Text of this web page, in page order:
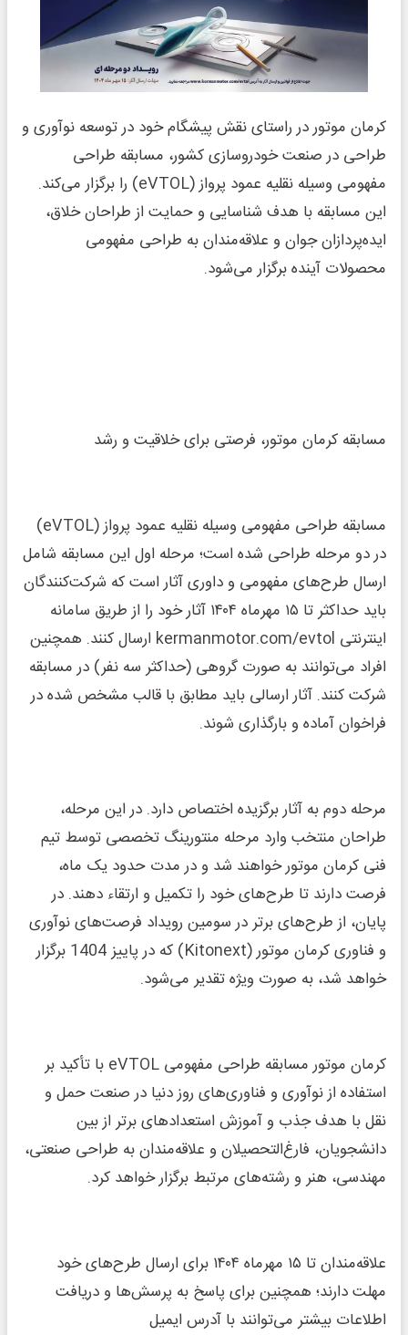
کرمان موتور در راستای نقش پیشگام خود در توسعه نوآوری و
طراحی در صنعت خودروسازی کشور، مسابقه طراحی
مفهومی وسیله نقلیه عمود پرواز (eVTOL) را برگزار می‌کند.
این مسابقه با هدف شناسایی و حمایت از طراحان خلاق،
ایده‌پردازان جوان و علاقه‌مندان به طراحی مفهومی
محصولات آینده برگزار می‌شود.
مسابقه کرمان موتور، فرصتی برای خلاقیت و رشد
مسابقه طراحی مفهومی وسیله نقلیه عمود پرواز (eVTOL)
در دو مرحله طراحی شده است؛ مرحله اول این مسابقه شامل
ارسال طرح‌های مفهومی و داوری آثار است که شرکت‌کنندگان
باید حداکثر تا ۱۵ مهرماه ۱۴۰۴ آثار خود را از طریق سامانه
اینترنتی kermanmotor.com/evtol ارسال کنند. همچنین
افراد می‌توانند به صورت گروهی (حداکثر سه نفر) در مسابقه
شرکت کنند. آثار ارسالی باید مطابق با قالب مشخص شده در
فراخوان آماده و بارگذاری شوند.
مرحله دوم به آثار برگزیده اختصاص دارد. در این مرحله،
طراحان منتخب وارد مرحله منتورینگ تخصصی توسط تیم
فنی کرمان موتور خواهند شد و در مدت حدود یک ماه،
فرصت دارند تا طرح‌های خود را تکمیل و ارتقاء دهند. در
پایان، از طرح‌های برتر در سومین رویداد فرصت‌های نوآوری
و فناوری کرمان موتور (Kitonext) که در پاییز 1404 برگزار
خواهد شد، به صورت ویژه تقدیر می‌شود.
کرمان موتور مسابقه طراحی مفهومی eVTOL با تأکید بر
استفاده از نوآوری‌ و فناوری‌های روز دنیا در صنعت حمل و
نقل با هدف جذب و آموزش استعدادهای برتر از بین
دانشجویان، فارغ‌التحصیلان و علاقه‌مندان به طراحی صنعتی،
مهندسی، هنر و رشته‌های مرتبط برگزار خواهد کرد.
علاقه‌مندان تا ۱۵ مهرماه ۱۴۰۴ برای ارسال طرح‌های خود
مهلت دارند؛ همچنین برای پاسخ به پرسش‌ها و دریافت
اطلاعات بیشتر می‌توانند با آدرس ایمیل